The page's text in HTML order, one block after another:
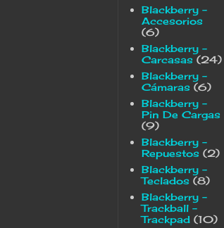
Blackberry -
Accesorios
(6)
Blackberry -
Carcasas (24)
Blackberry -
Cámaras (6)
Blackberry -
Pin De Cargas
(9)
Blackberry -
Repuestos (2)
Blackberry -
Teclados (8)
Blackberry -
Trackball -
Trackpad (10)